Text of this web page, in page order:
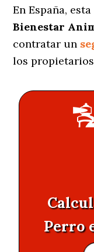
En España,
Bienestar
contratar un
los
Perro